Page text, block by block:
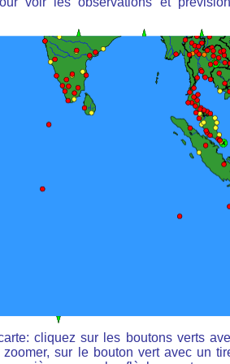
cliquez sur les boutons verts
sur le bouton vert avec un